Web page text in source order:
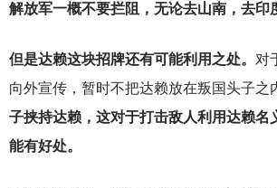
解放军一概不要拦阻，无论去山南，去印
但是达赖这块招牌还有可能利用之处。 对
向外宣传，暂时不把达赖放在叛国头子之
子挟持达赖，这对于打击敌人利用达赖名
能有好处。